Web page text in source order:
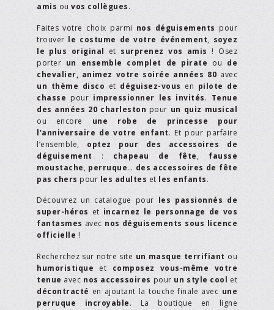
amis ou vos collègues.
Faites votre choix parmi nos déguisements pour
trouver le costume de votre événement, soyez
le plus original et surprenez vos amis ! Osez
porter un ensemble complet de pirate ou de
chevalier, animez votre soirée années 80 avec
un thème disco et déguisez-vous en pilote de
chasse pour impressionner les invités. Tenue
des années 20 charleston pour un quiz musical
ou encore une robe de princesse pour
l'anniversaire de votre enfant. Et pour parfaire
l’ensemble, optez pour des accessoires de
déguisement : chapeau de fête, fausse
moustache, perruque… des accessoires de fête
pas chers pour les adultes et les enfants.
Découvrez un catalogue pour les passionnés de
super-héros et incarnez le personnage de vos
fantasmes avec nos déguisements sous licence
officielle !
Recherchez sur notre site un masque terrifiant ou
humoristique et composez vous-même votre
tenue avec nos accessoires pour un style cool et
décontracté en ajoutant la touche finale avec une
perruque incroyable. La boutique en ligne